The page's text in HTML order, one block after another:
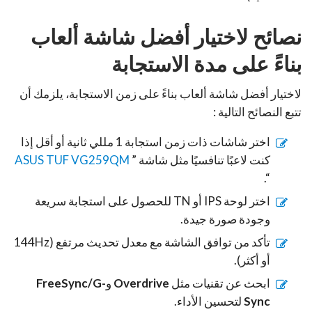
نصائح لاختيار أفضل شاشة ألعاب
بناءً على مدة الاستجابة
لاختيار أفضل شاشة ألعاب بناءً على زمن الاستجابة، يلزمك أن
تتبع النصائح التالية :
اختر شاشات ذات زمن استجابة 1 مللي ثانية أو أقل إذا
كنت لاعبًا تنافسيًا مثل شاشة ” ASUS TUF VG259QM
“.
اختر لوحة IPS أو TN للحصول على استجابة سريعة
وجودة صورة جيدة.
تأكد من توافق الشاشة مع معدل تحديث مرتفع (144Hz
أو أكثر).
ابحث عن تقنيات مثل Overdrive وFreeSync/G-
Syncلتحسين الأداء.